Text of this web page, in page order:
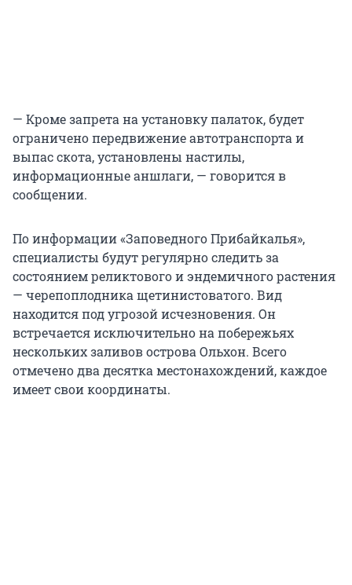
— Кроме запрета на установку палаток, будет
ограничено передвижение автотранспорта и
выпас скота, установлены настилы,
информационные аншлаги, — говорится в
сообщении.
По информации «Заповедного Прибайкалья»,
специалисты будут регулярно следить за
состоянием реликтового и эндемичного растения
— черепоплодника щетинистоватого. Вид
находится под угрозой исчезновения. Он
встречается исключительно на побережьях
нескольких заливов острова Ольхон. Всего
отмечено два десятка местонахождений, каждое
имеет свои координаты.